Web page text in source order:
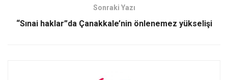
Sonraki Yazı
“Sınai haklar”da Çanakkale’nin önlenemez yükselişi